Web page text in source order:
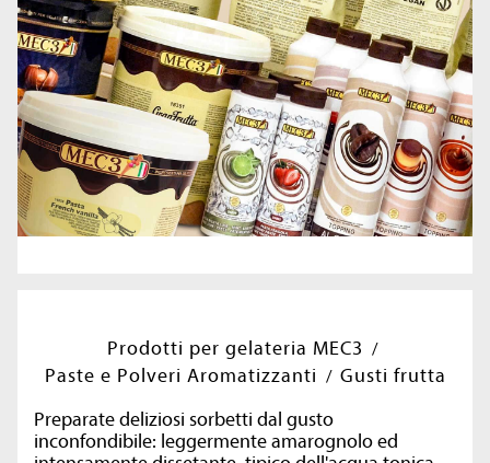
Prodotti per gelateria MEC3
Paste e Polveri Aromatizzanti
Gusti frutta
Preparate deliziosi sorbetti dal gusto
inconfondibile: leggermente amarognolo ed